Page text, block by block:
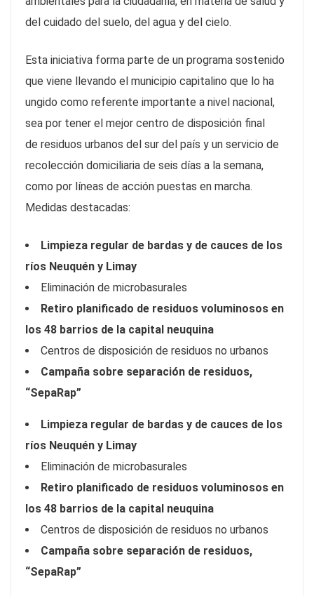
del cuidado del suelo, del agua y del cielo.
Esta iniciativa forma parte de un programa sostenido
que viene llevando el municipio capitalino que lo ha
ungido como referente importante a nivel nacional,
sea por tener el mejor centro de disposición final
de residuos urbanos del sur del país y un servicio de
recolección domiciliaria de seis días a la semana,
como por líneas de acción puestas en marcha.
Medidas destacadas:
Limpieza regular de bardas y de cauces de los
ríos Neuquén y Limay
Eliminación de microbasurales
Retiro planificado de residuos voluminosos en
los 48 barrios de la capital neuquina
Centros de disposición de residuos no urbanos
Campaña sobre separación de residuos,
“SepaRap”
Limpieza regular de bardas y de cauces de los
ríos Neuquén y Limay
Eliminación de microbasurales
Retiro planificado de residuos voluminosos en
los 48 barrios de la capital neuquina
Centros de disposición de residuos no urbanos
Campaña sobre separación de residuos,
“SepaRap”